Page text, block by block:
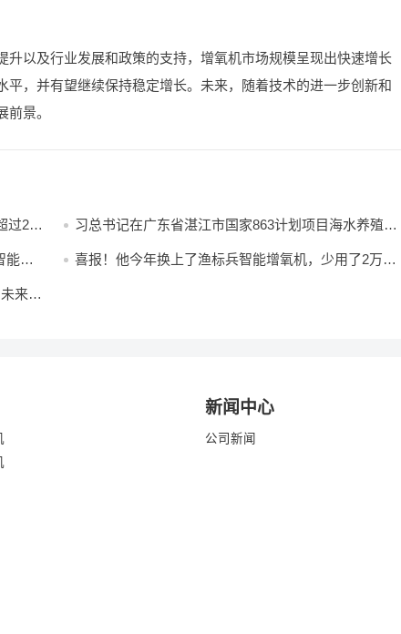
以及行业发展和政策的支持，增氧机市场规模呈现出快速增长
，并有望继续保持稳定增长。未来，随着技术的进一步创新和
前景。
过250
习总书记在广东省湛江市国家863计划项目海水养殖种
能增
喜报！他今年换上了渔标兵智能增氧机，少用了2万多
来鱼
新闻中心
公司新闻